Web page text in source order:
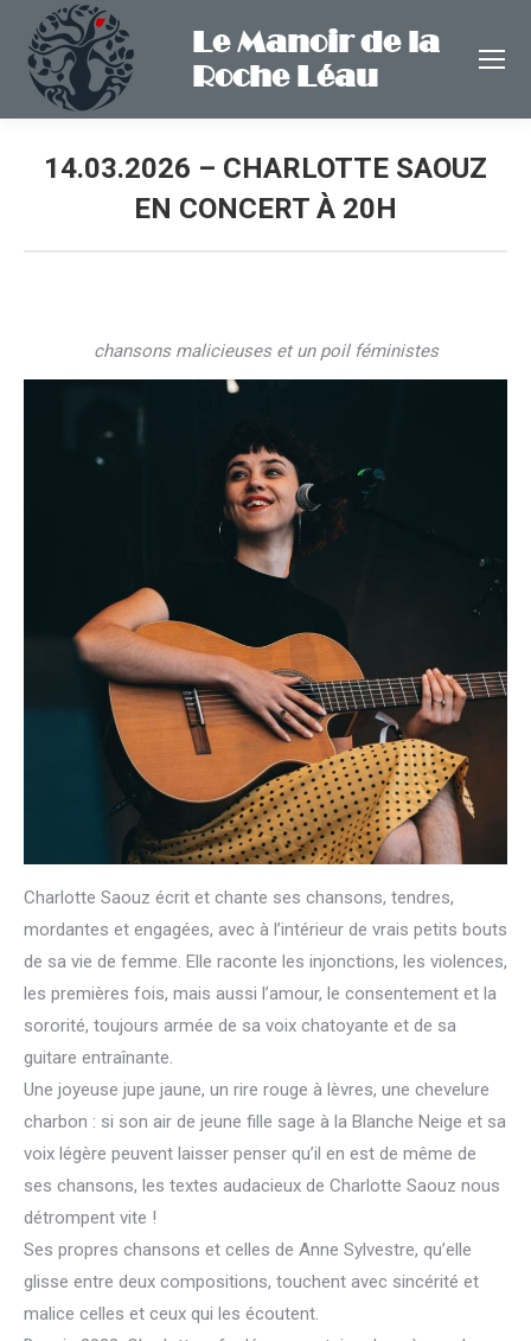
Le Manoir de la
Roche Léau
14.03.2026 – CHARLOTTE SAOUZ
EN CONCERT À 20H
chansons malicieuses et un poil féministes
Charlotte Saouz écrit et chante ses chansons, tendres,
mordantes et engagées, avec à l’intérieur de vrais petits bouts
de sa vie de femme. Elle raconte les injonctions, les violences,
les premières fois, mais aussi l’amour, le consentement et la
sororité, toujours armée de sa voix chatoyante et de sa
guitare entraînante.
Une joyeuse jupe jaune, un rire rouge à lèvres, une chevelure
charbon : si son air de jeune fille sage à la Blanche Neige et sa
voix légère peuvent laisser penser qu’il en est de même de
ses chansons, les textes audacieux de Charlotte Saouz nous
détrompent vite !
Ses propres chansons et celles de Anne Sylvestre, qu’elle
glisse entre deux compositions, touchent avec sincérité et
malice celles et ceux qui les écoutent.